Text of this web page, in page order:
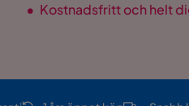
• Kostnadsfritt och helt